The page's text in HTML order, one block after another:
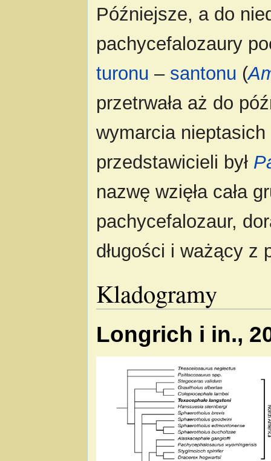
Późniejsze, a do
pachycefalozaury
turonu – santonu (
przetrwała aż do
wymarcia
przedstawicieli był
nazwę wzięła cała
pachycefalozaur,
długości i ważący z
Kladogramy
Longrich i in.,